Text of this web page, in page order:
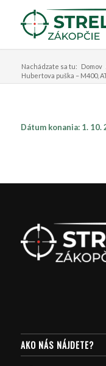
Nachádzate sa tu: Domov
Hubertova puška – M400,
Dátum konania: 1. 10.
AKO NÁS NÁJDETE?